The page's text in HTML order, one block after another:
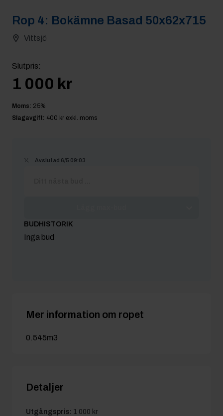
Rop 4: Bokämne Basad 50x62x715
Vittsjö
Slutpris:
1 000 kr
Moms: 25%
Slagavgift: 400 kr exkl. moms
Avslutad 6/5 09:03
BUDHISTORIK
Inga bud
Mer information om ropet
0.545m3
Detaljer
Utgångspris: 1 000 kr